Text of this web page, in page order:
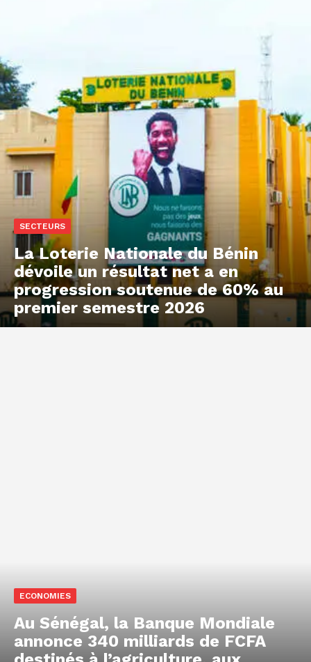
SECTEURS
La Loterie Nationale du Bénin
dévoile un résultat net a en
progression soutenue de 60% au
premier semestre 2026
ECONOMIES
Au Sénégal, la Banque Mondiale
annonce 340 milliards de FCFA